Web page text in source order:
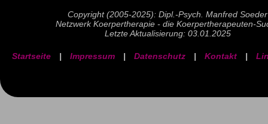
Copyright (2005-2025): Dipl.-Psych. Manfred Soeder
Netzwerk Koerpertherapie - die Koerpertherapeuten-
Letzte Aktualisierung: 03.01.2025
Startseite | Impressum | Datenschutz | Kontakt |